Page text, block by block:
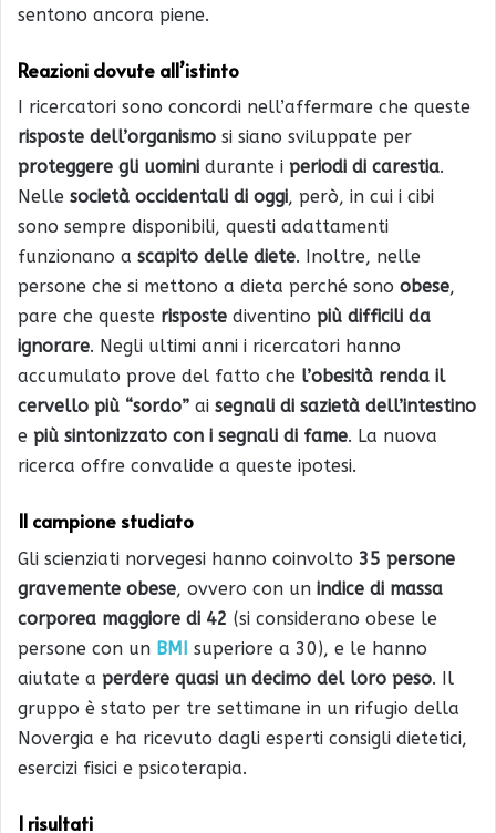
sentono ancora piene.
Reazioni dovute all’istinto
I ricercatori sono concordi nell’affermare che queste
risposte dell’organismo si siano sviluppate per
proteggere gli uomini durante i periodi di carestia.
Nelle società occidentali di oggi, però, in cui i cibi
sono sempre disponibili, questi adattamenti
funzionano a scapito delle diete. Inoltre, nelle
persone che si mettono a dieta perché sono obese,
pare che queste risposte diventino più difficili da
ignorare. Negli ultimi anni i ricercatori hanno
accumulato prove del fatto che l’obesità renda il
cervello più “sordo” ai segnali di sazietà dell’intestino
e più sintonizzato con i segnali di fame. La nuova
ricerca offre convalide a queste ipotesi.
Il campione studiato
Gli scienziati norvegesi hanno coinvolto 35 persone
gravemente obese, ovvero con un indice di massa
corporea maggiore di 42 (si considerano obese le
persone con un BMI superiore a 30), e le hanno
aiutate a perdere quasi un decimo del loro peso. Il
gruppo è stato per tre settimane in un rifugio della
Novergia e ha ricevuto dagli esperti consigli dietetici,
esercizi fisici e psicoterapia.
I risultati